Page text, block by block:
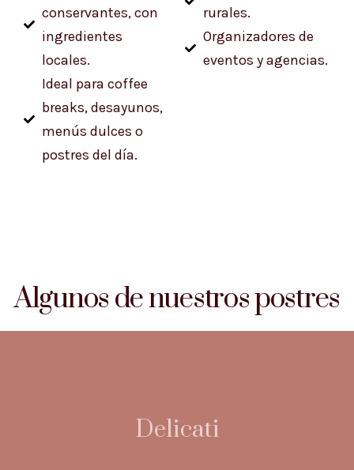
conservantes, con
ingredientes
locales.
Ideal para coffee
breaks, desayunos,
menús dulces o
postres del día.
rurales.
Organizadores de
eventos y agencias.
Algunos de nuestros postres
Delicati